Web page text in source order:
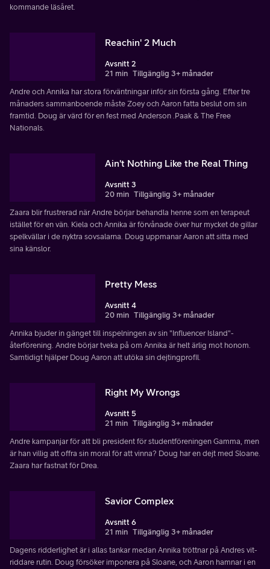
kommande läsåret.
Reachin' 2 Much
Avsnitt 2
21 min Tillgänglig 3+ månader
Andre och Annika har stora förväntningar inför sin första gång. Efter tre
månaders sammanboende måste Zoey och Aaron fatta beslut om sin
framtid. Doug är värd för en fest med Anderson .Paak & The Free
Nationals.
Ain't Nothing Like the Real Thing
Avsnitt 3
20 min Tillgänglig 3+ månader
Zaara blir frustrerad när Andre börjar behandla henne som en terapeut
istället för en vän. Kiela och Annika är förvånade över hur mycket de gillar
spelkvällar i de nyktra sovsalarna. Doug uppmanar Aaron att sitta med
sina känslor.
Pretty Mess
Avsnitt 4
20 min Tillgänglig 3+ månader
Annika bjuder in gänget till inspelningen av sin "Influencer Island"-
återförening. Andre börjar tveka på om Annika är helt ärlig mot honom.
Samtidigt hjälper Doug Aaron att utöka sin dejtingprofil.
Right My Wrongs
Avsnitt 5
21 min Tillgänglig 3+ månader
Andre kampanjar för att bli president för studentföreningen Gamma, men
är han villig att offra sin moral för att vinna? Doug har en dejt med Sloane.
Zaara har fastnat för Drea.
Savior Complex
Avsnitt 6
21 min Tillgänglig 3+ månader
Dagens ridderlighet är i allas tankar medan Annika tröttnar på Andres vit-
riddare rutin. Doug försöker imponera på Sloane, och Aaron hamnar i en